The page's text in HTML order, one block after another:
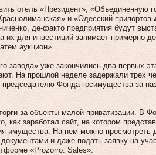
отель «Президент», «Объединенную
и «Одесский
де-факто предприятия будут
их для инвестиций занимает примерно
аукцион».
завода» уже закончились два первых
На прошлой неделе задержали трех
Фонда госимущества за
за объекты малой приватизации. В
как заработал сайт, на котором
имущества. На нем можно
и даже подать заявку на
«Prozorro. Sales».